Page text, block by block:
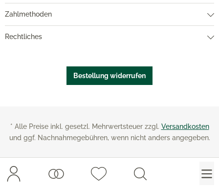
Zahlmethoden
Rechtliches
Bestellung widerrufen
* Alle Preise inkl. gesetzl. Mehrwertsteuer zzgl. Versandkosten
und ggf. Nachnahmegebühren, wenn nicht anders angegeben.